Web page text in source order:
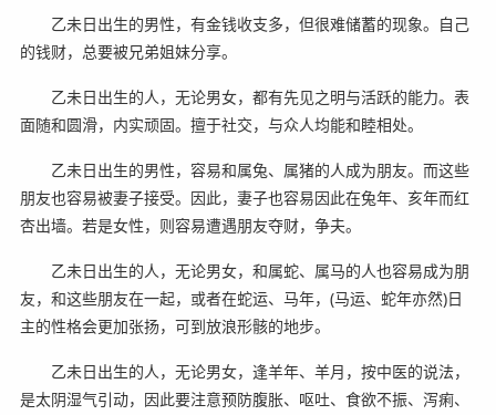
乙未日出生的男性，有金钱收支多，但很难储蓄的现象。自己
的钱财，总要被兄弟姐妹分享。
乙未日出生的人，无论男女，都有先见之明与活跃的能力。表
面随和圆滑，内实顽固。擅于社交，与众人均能和睦相处。
乙未日出生的男性，容易和属兔、属猪的人成为朋友。而这些
朋友也容易被妻子接受。因此，妻子也容易因此在兔年、亥年而红
杏出墙。若是女性，则容易遭遇朋友夺财，争夫。
乙未日出生的人，无论男女，和属蛇、属马的人也容易成为朋
友，和这些朋友在一起，或者在蛇运、马年，(马运、蛇年亦然)日
主的性格会更加张扬，可到放浪形骸的地步。
乙未日出生的人，无论男女，逢羊年、羊月，按中医的说法，
是太阴湿气引动，因此要注意预防腹胀、呕吐、食欲不振、泻痢、